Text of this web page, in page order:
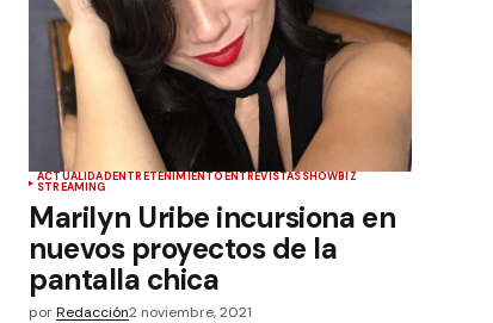
ACTUALIDADENTRETENIMIENTOENTREVISTASSHOWBIZ
STREAMING
Marilyn Uribe incursiona en
nuevos proyectos de la
pantalla chica
porRedacción2 noviembre, 2021